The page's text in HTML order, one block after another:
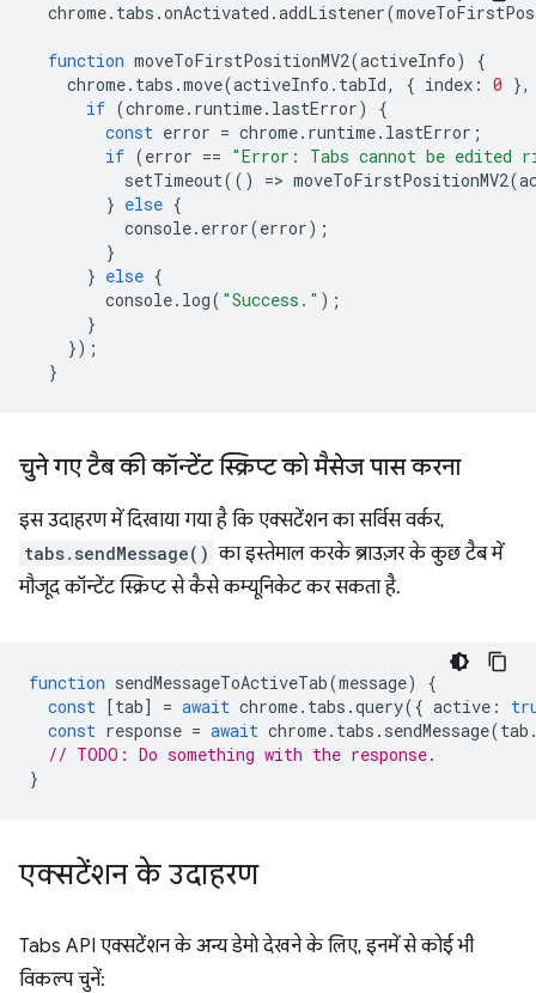
chrome. tabs .onActivated .addListener(
function moveToFirstPositionMV2(activeInfo)
{
chrome. tabs .move(activeInfo . tabId, { index : 0 },
if (chrome. runtime. lastError)
{
const error = chrome. runtime. lastError ;
if (error == "Error: Tabs cannot be edited
setTimeout(() => moveToFirstPositionMV2(
} else {
console. error(error);
}
} else {
console. log( "Success." );
}
});
}
चुने गए टैब की कॉन्टेंट स्क्रिप्ट को मैसेज पास करना
इस उदाहरण में दिखाया गया है कि एक्सटेंशन का सर्विस वर्कर,
tabs.sendMessage() का इस्तेमाल करके ब्राउज़र के कुछ टैब में
मौजूद कॉन्टेंट स्क्रिप्ट से कैसे कम्यूनिकेट कर सकता है.
function sendMessageToActiveTab(message)
{
const [tab] = await chrome. tabs .query({ active :
const response = await chrome. tabs . sendMessage(tab
// TODO: Do something with the response.
}
एक्सटेंशन के उदाहरण
Tabs API एक्सटेंशन के अन्य डेमो देखने के लिए, इनमें से कोई भी
विकल्प चुनें: